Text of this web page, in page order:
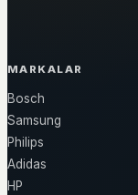
MARKALAR
Bosch
Samsung
Philips
Adidas
HP